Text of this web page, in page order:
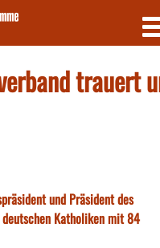
trauert
und Präsident des
Katholiken mit 84